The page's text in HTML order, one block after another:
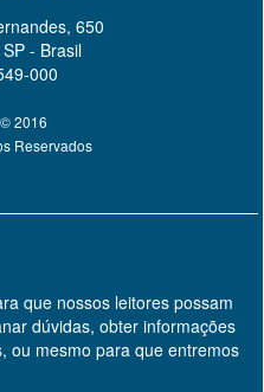
650
- Brasil
000
2016
Reservados
que nossos leitores possam
dúvidas, obter informações
ou mesmo para que entremos